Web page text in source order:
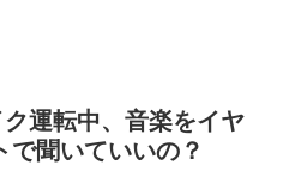
ク運転中、音楽をイヤ
で聞いていいの？